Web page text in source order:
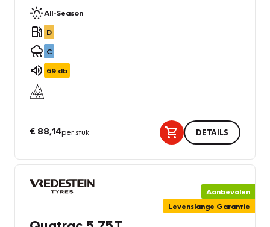
All-Season
D
C
69 db
€ 88,14per stuk DETAILS
Aanbevolen
Levenslange Garantie